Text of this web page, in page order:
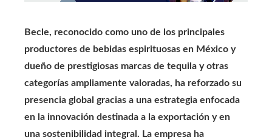
Becle, reconocido como uno de los principales
productores de bebidas espirituosas en México y
dueño de prestigiosas marcas de tequila y otras
categorías ampliamente valoradas, ha reforzado su
presencia global gracias a una estrategia enfocada
en la innovación destinada a la exportación y en
una sostenibilidad integral. La empresa ha